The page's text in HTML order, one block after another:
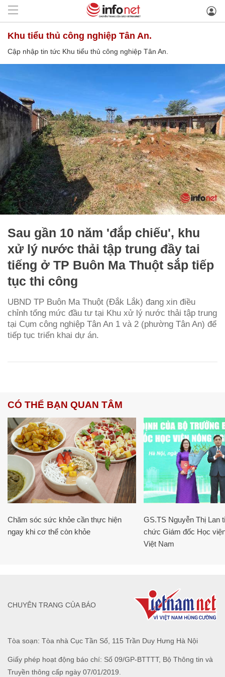
Khu tiểu thủ công nghiệp Tân An.
Cập nhập tin tức Khu tiểu thủ công nghiệp Tân An.
Sau gần 10 năm 'đắp chiếu', khu
xử lý nước thải tập trung đầy tai
tiếng ở TP Buôn Ma Thuột sắp tiếp
tục thi công
UBND TP Buôn Ma Thuột (Đắk Lắk) đang xin điều
chỉnh tổng mức đầu tư tại Khu xử lý nước thải tập trung
tại Cụm công nghiệp Tân An 1 và 2 (phường Tân An) để
tiếp tục triển khai dự án.
CÓ THỂ BẠN QUAN TÂM
Chăm sóc sức khỏe cần thực hiện
ngay khi cơ thể còn khỏe
GS.TS Nguyễn Thị Lan
chức Giám đốc Học
Việt Nam
Tòa soạn: Tòa nhà Cục Tần Số, 115 Trần Duy Hưng Hà Nội
Giấy phép hoạt động báo chí: Số 09/GP-BTTTT, Bộ Thông tin và
Truyền thông cấp ngày 07/01/2019.
CHUYÊN TRANG CỦA BÁO